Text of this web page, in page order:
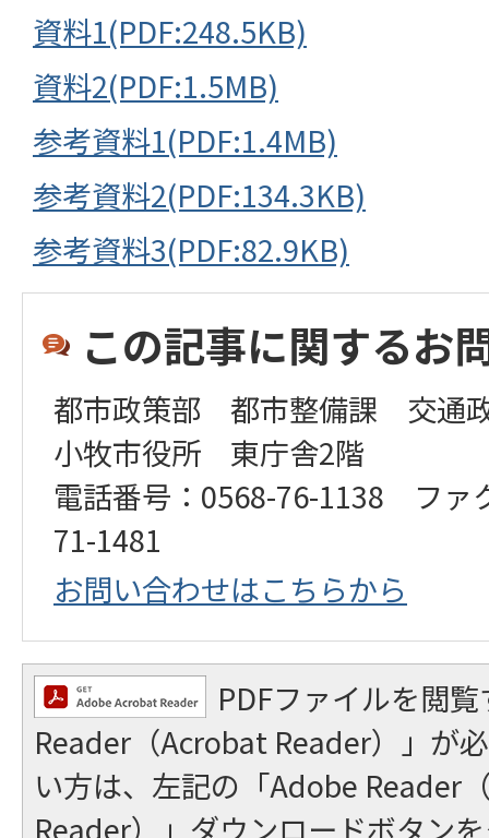
資料1(PDF:248.5KB)
資料2(PDF:1.5MB)
参考資料1(PDF:1.4MB)
参考資料2(PDF:134.3KB)
参考資料3(PDF:82.9KB)
この記事に関するお
都市政策部 都市整備課 交通
小牧市役所 東庁舎2階
電話番号：0568-76-1138 ファ
71-1481
お問い合わせはこちらから
PDFファイルを閲
Reader（Acrobat Reader）」が
い方は、左記の「Adobe Reader
Reader）」ダウンロードボタン